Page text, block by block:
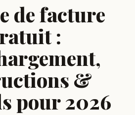
de facture
:
&
pour 2026